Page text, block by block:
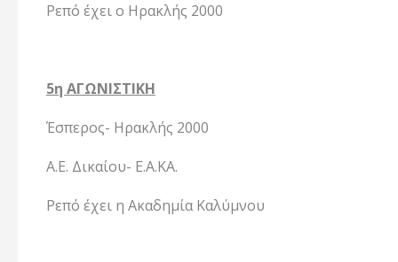
Ρεπό έχει ο Ηρακλής 2000
5η ΑΓΩΝΙΣΤΙΚΗ
Έσπερος- Ηρακλής 2000
Α.Ε. Δικαίου- Ε.Α.ΚΑ.
Ρεπό έχει η Ακαδημία Καλύμνου